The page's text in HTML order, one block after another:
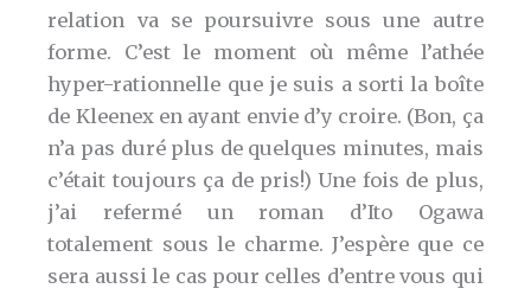
relation va se poursuivre sous une autre
forme. C’est le moment où même l’athée
hyper-rationnelle que je suis a sorti la boîte
de Kleenex en ayant envie d’y croire. (Bon, ça
n’a pas duré plus de quelques minutes, mais
c’était toujours ça de pris!) Une fois de plus,
j’ai refermé un roman d’Ito Ogawa
totalement sous le charme. J’espère que ce
sera aussi le cas pour celles d’entre vous qui